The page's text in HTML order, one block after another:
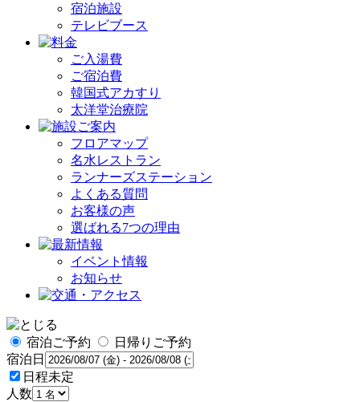
宿泊施設
テレビブース
ご入湯費
ご宿泊費
韓国式アカすり
太洋堂治療院
フロアマップ
名水レストラン
ランナーズステーション
よくある質問
お客様の声
選ばれる7つの理由
イベント情報
お知らせ
宿泊ご予約
日帰りご予約
宿泊日
日程未定
人数